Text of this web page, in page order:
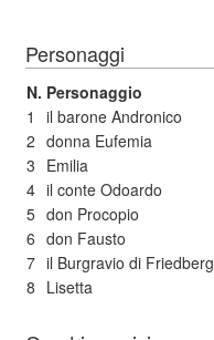
Personaggi
N. Personaggio
1
il barone Andronico
2 donna Eufemia
3 Emilia
4 il conte Odoardo
5 don Procopio
6 don Fausto
7 il Burgravio di Friedberg
8 Lisetta